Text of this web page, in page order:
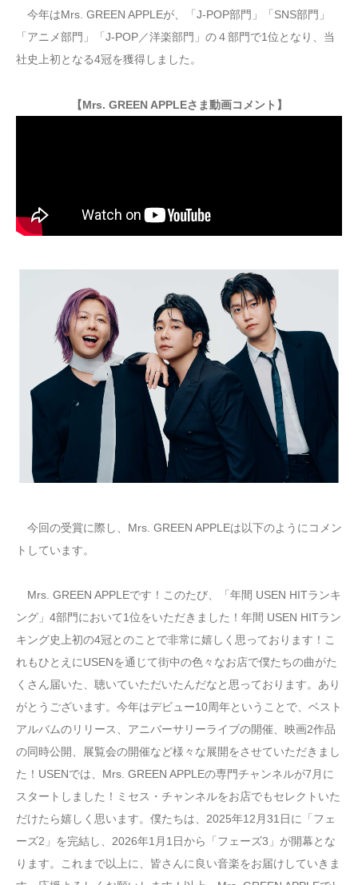
今年はMrs. GREEN APPLEが、「J-POP部門」「SNS部門」
「アニメ部門」「J-POP／洋楽部門」の４部門で1位となり、当
社史上初となる4冠を獲得しました。
【Mrs. GREEN APPLEさま動画コメント】
今回の受賞に際し、Mrs. GREEN APPLEは以下のようにコメン
トしています。
Mrs. GREEN APPLEです！このたび、「年間 USEN HITランキ
ング」4部門において1位をいただきました！年間 USEN HITラン
キング史上初の4冠とのことで非常に嬉しく思っております！こ
れもひとえにUSENを通じて街中の色々なお店で僕たちの曲がた
くさん届いた、聴いていただいたんだなと思っております。あり
がとうございます。今年はデビュー10周年ということで、ベスト
アルバムのリリース、アニバーサリーライブの開催、映画2作品
の同時公開、展覧会の開催など様々な展開をさせていただきまし
た！USENでは、Mrs. GREEN APPLEの専門チャンネルが7月に
スタートしました！ミセス・チャンネルをお店でもセレクトいた
だけたら嬉しく思います。僕たちは、2025年12月31日に「フェ
ーズ2」を完結し、2026年1月1日から「フェーズ3」が開幕とな
ります。これまで以上に、皆さんに良い音楽をお届けしていきま